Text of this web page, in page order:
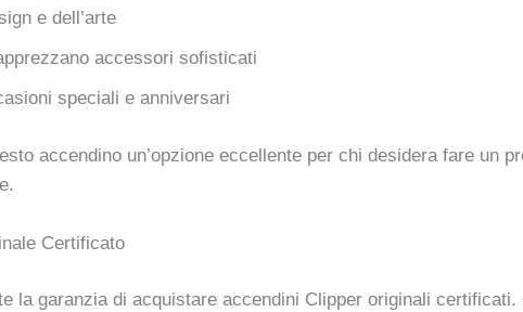
e dell’arte
accessori sofisticati
speciali e anniversari
accendino un’opzione eccellente per chi desidera fare
Certificato
la garanzia di acquistare accendini Clipper originali